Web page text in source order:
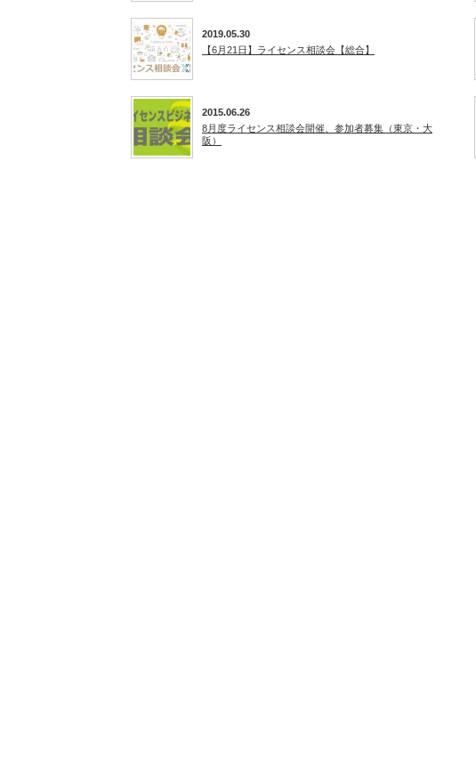
2019.05.30
【6月21日】ライセンス相談会【総合】
2015.06.26
8月度ライセンス相談会開催、参加者募集（東京・大
阪）